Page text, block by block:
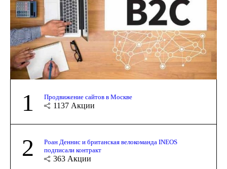
1 Продвижение сайтов в Москве
1137 Акции
2
Роан Деннис и британская велокоманда INEOS
подписали контракт
363 Акции